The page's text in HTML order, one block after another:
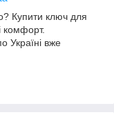
Купити ключ для
комфорт.
Україні вже